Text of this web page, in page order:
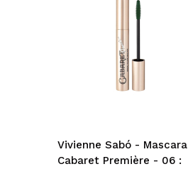
Vivienne Sabó - Mascara
Cabaret Première - 06 :